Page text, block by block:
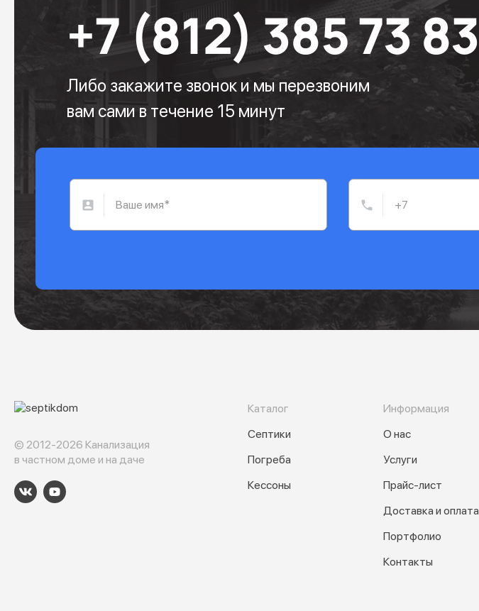
+7 (812) 385 73 83
Либо закажите звонок и мы перезвоним
вам сами в течение 15 минут
© 2012-2026 Канализация
в частном доме и на даче
Каталог
Септики
Погреба
Кессоны
Информация
О нас
Услуги
Прайс-лист
Доставка и оплата
Портфолио
Контакты